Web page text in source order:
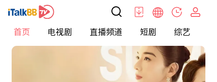
首页 电视剧 直播频道 短剧 综艺